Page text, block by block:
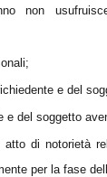
non
e del
e del soggetto
atto di notorietà
per la fase